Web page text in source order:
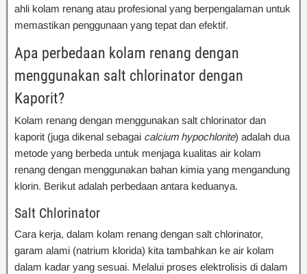
ahli kolam renang atau profesional yang berpengalaman untuk
memastikan penggunaan yang tepat dan efektif.
Apa perbedaan kolam renang dengan
menggunakan salt chlorinator dengan
Kaporit?
Kolam renang dengan menggunakan salt chlorinator dan
kaporit (juga dikenal sebagai calcium hypochlorite) adalah dua
metode yang berbeda untuk menjaga kualitas air kolam
renang dengan menggunakan bahan kimia yang mengandung
klorin. Berikut adalah perbedaan antara keduanya.
Salt Chlorinator
Cara kerja, dalam kolam renang dengan salt chlorinator,
garam alami (natrium klorida) kita tambahkan ke air kolam
dalam kadar yang sesuai. Melalui proses elektrolisis di dalam